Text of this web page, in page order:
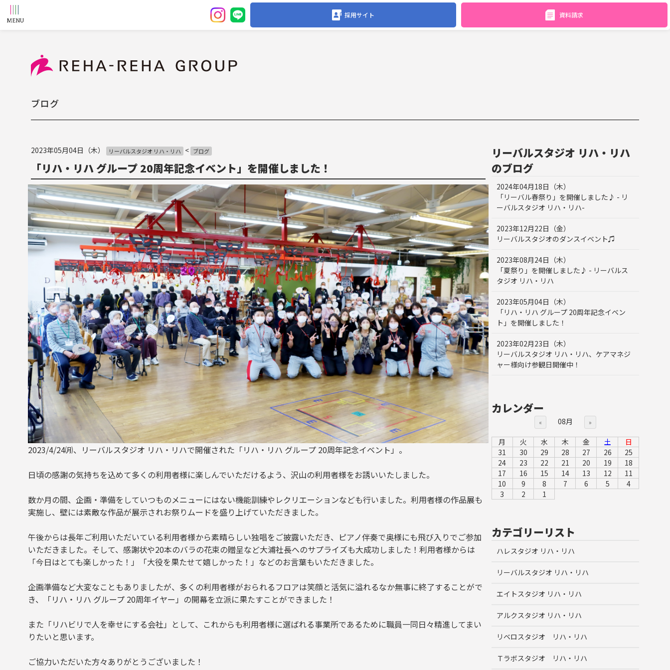
採用サイト 資料請求
ブログ
2023年05月04日（木） リーバルスタジオ リハ・リハ < ブログ
「リハ・リハ グループ 20周年記念イベント」を開催しました！
2023/4/24㈪、リーバルスタジオ リハ・リハで開催された「リハ・リハ グループ 20周年記念イベント」。
日頃の感謝の気持ちを込めて多くの利用者様に楽しんでいただけるよう、沢山の利用者様をお誘いいたしました。
数か月の間、企画・準備をしていつものメニューにはない機能訓練やレクリエーションなども行いました。利用者様の作品展も
実施し、壁には素敵な作品が展示されお祭りムードを盛り上げていただきました。
午後からは長年ご利用いただいている利用者様から素晴らしい独唱をご披露いただき、ピアノ伴奏で奥様にも飛び入りでご参加
いただきました。そして、感謝状や20本のバラの花束の贈呈など大浦社長へのサプライズも大成功しました！利用者様からは
「今日はとても楽しかった！」「大役を果たせて嬉しかった！」などのお言葉もいただきました。
企画準備など大変なこともありましたが、多くの利用者様がおられるフロアは笑顔と活気に溢れるなか無事に終了することがで
き、「リハ・リハ グループ 20周年イヤー」の開幕を立派に果たすことができました！
また「リハビリで人を幸せにする会社」として、これからも利用者様に選ばれる事業所であるために職員一同日々精進してまい
りたいと思います。
ご協力いただいた方々ありがとうございました！
リーバルスタジオ リハ・リハ
のブログ
2024年04月18日（木）
「リーバル春祭り」を開催しました♪ - リ
ーバルスタジオ リハ・リハ-
2023年12月22日（金）
リーバルスタジオのダンスイベント♫
2023年08月24日（木）
「夏祭り」を開催しました♪ - リーバルス
タジオ リハ・リハ
2023年05月04日（木）
「リハ・リハ グループ 20周年記念イベン
ト」を開催しました！
2023年02月23日（木）
リーバルスタジオ リハ・リハ、ケアマネジ
ャー様向け参観日開催中！
カレンダー
« 08月 »
月 火 水 木 金 土
日
31
30 29 28 27 26
25
24
23 22 21 20 19
18
17
16 15 14 13 12
11
10
9 8 7 6 5
4
3
2 1
カテゴリーリスト
ハレスタジオ リハ・リハ
リーバルスタジオ リハ・リハ
エイトスタジオ リハ・リハ
アルクスタジオ リハ・リハ
リベロスタジオ リハ・リハ
Ｔラボスタジオ リハ・リハ